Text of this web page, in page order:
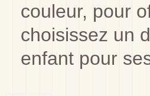
couleur, pour
choisissez un
enfant pour